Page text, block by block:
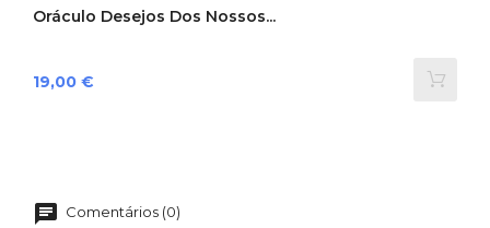
Oráculo Desejos Dos Nossos...
Preço
19,00 €
Comentários (0)